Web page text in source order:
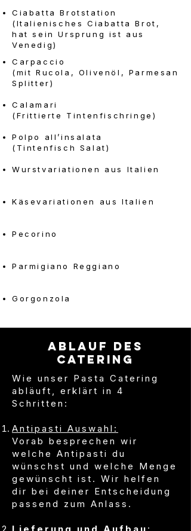
Ciabatta Brotstation
(Italienisches Ciabatta Brot,
hat sein Ursprung ist aus
Venedig)
Carpaccio
(mit Rucola, Olivenöl, Parmesan
Splitter)
Calamari
(Frittierte Tintenfischringe)
Polpo all’insalata
(Tintenfisch Salat)
Wurstvariationen aus Italien
Käsevariationen aus Italien
Pecorino
Parmigiano Reggiano
Gorgonzola
Ablauf des
Catering
Wie unser Pasta Catering
abläuft, erklärt in 4
Schritten:​
Antipasti Auswahl:
Vorab besprechen wir
welche Antipasti du
wünschst und welche Menge
gewünscht ist. Wir helfen
dir bei deiner Entscheidung
passend zum Anlass.​